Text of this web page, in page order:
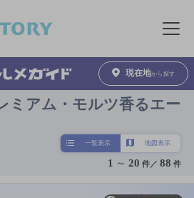
メニュ
現在地から探す
ミアム・モルツ香るエー
一覧表示 地図表示
1 ～ 20 件／88 件